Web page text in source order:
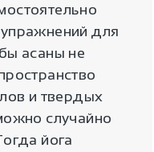
для
асаны не
и твердых
случайно
йога